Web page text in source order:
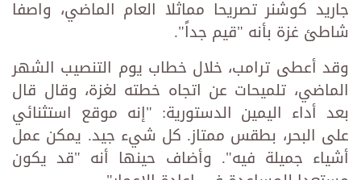
جاريد كوشنر تصريحا مماثلا العام الماضي، واصفا
شاطئ غزة بأنه "قيم جداً".
وقد أعطى ترامب، خلال خطاب يوم التنصيب الشهر
الماضي، تلميحات عن اتجاه خطته لغزة، وقال قال
بعد أداء اليمين الدستورية: "إنه موقع استثنائي
على البحر، بطقس ممتاز. كل شيء جيد. يمكن عمل
أشياء جميلة فيه". وأضاف حينها أنه "قد يكون